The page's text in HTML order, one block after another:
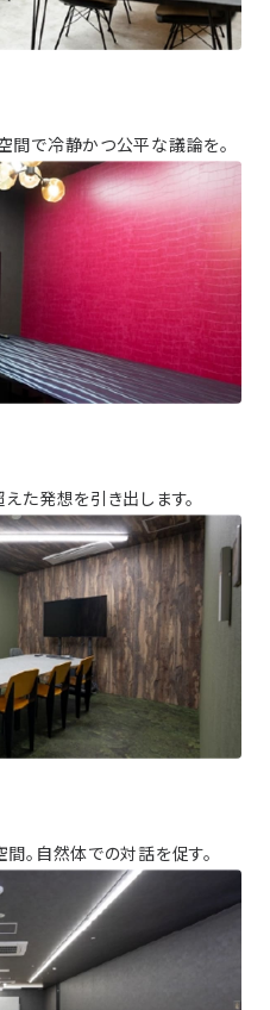
間で冷静かつ公平な議論を。
た発想を引き出します。
。自然体での対話を促す。